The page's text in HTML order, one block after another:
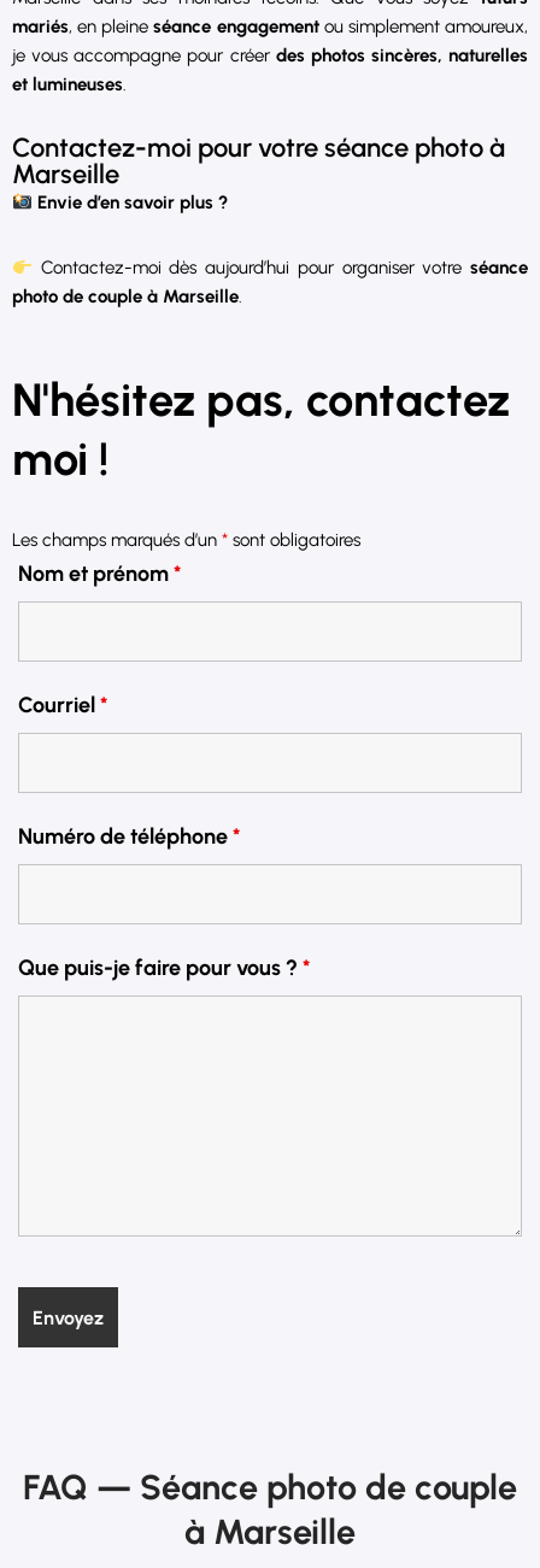
mariés, en pleineséance engagementou simplement amoureux,
je vous accompagne pour créer des photos sincères, naturelles
et lumineuses.
Contactez-moi pour votre séance photo à
Marseille
Envie d’en savoir plus ?
Contactez-moi dès aujourd’hui pour organiser votre séance
photo de couple à Marseille.
N'hésitez pas, contactez
moi !
Les champs marqués d’un * sont obligatoires
Nom et prénom*
Courriel*
Numéro de téléphone*
Que puis-je faire pour vous ? *
FAQ — Séance photo de couple
à Marseille